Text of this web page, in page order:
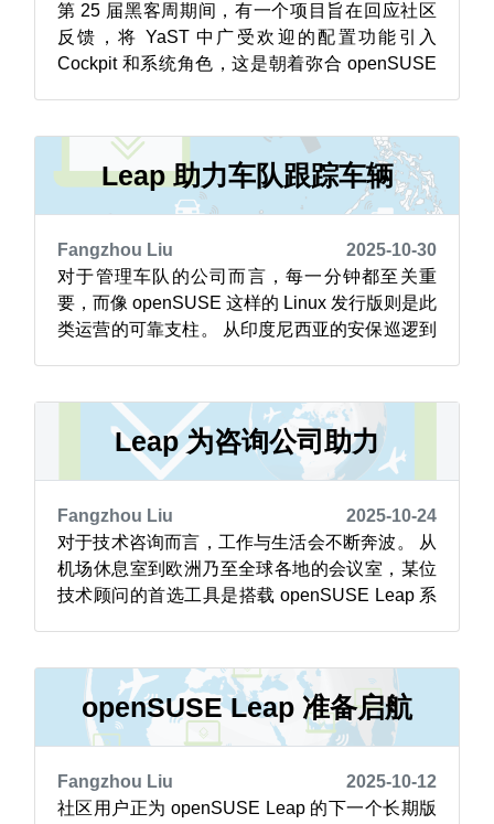
第 25 届黑客周期间，有一个项目旨在回应社区
反馈，将 YaST 中广受欢迎的配置功能引入
Cockpit 和系统角色，这是朝着弥合 openSUSE
系统角色》（Bring to Cockpit + System Role...
Leap 助力车队跟踪车辆
Fangzhou Liu
2025-10-30
对于管理车队的公司而言，每一分钟都至关重
要，而像 openSUSE 这样的 Linux 发行版则是此
类运营的可靠支柱。 从印度尼西亚的安保巡逻到
统，车队可以实现实时监控。 如 Leap 16 这样的
版本可用于 GPS 车辆跟踪等...
Leap 为咨询公司助力
Fangzhou Liu
2025-10-24
对于技术咨询而言，工作与生活会不断奔波。 从
机场休息室到欧洲乃至全球各地的会议室，某位
技术顾问的首选工具是搭载 openSUSE Leap 系
立咨询工作中不断变化的需求。 Agustín Benito
Bethencourt ...
openSUSE Leap 准备启航
Fangzhou Liu
2025-10-12
社区用户正为 openSUSE Leap 的下一个长期版